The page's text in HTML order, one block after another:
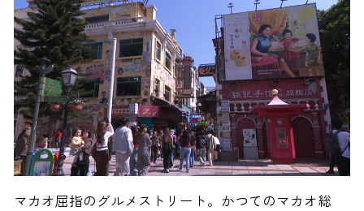
マカオ屈指のグルメストリート。かつてのマカオ総